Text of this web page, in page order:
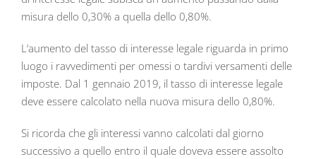
misura dello 0,30% a quella dello 0,80%.
L’aumento del tasso di interesse legale riguarda in primo
luogo i ravvedimenti per omessi o tardivi versamenti delle
imposte. Dal 1 gennaio 2019, il tasso di interesse legale
deve essere calcolato nella nuova misura dello 0,80%.
Si ricorda che gli interessi vanno calcolati dal giorno
successivo a quello entro il quale doveva essere assolto